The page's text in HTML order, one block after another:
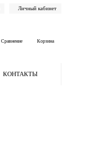
Личный кабинет
Сравнение Корзина
КОНТАКТЫ